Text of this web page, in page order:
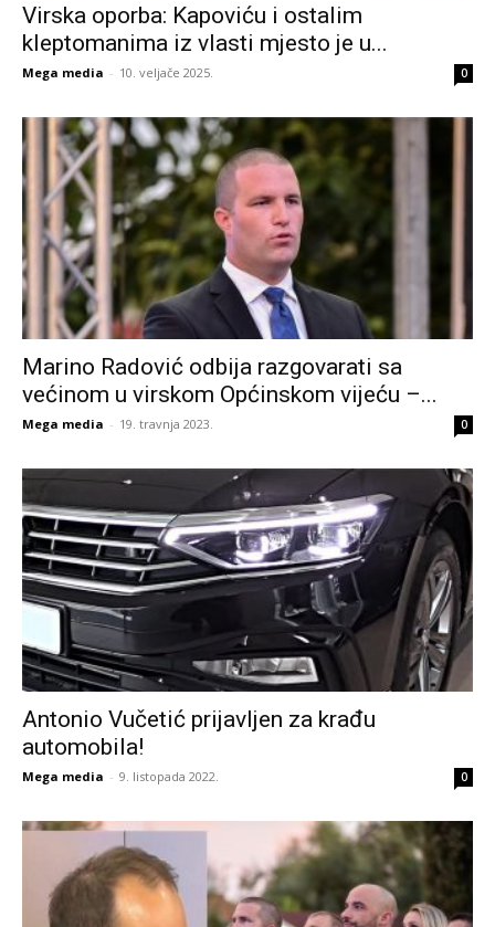
Virska oporba: Kapoviću i ostalim
kleptomanima iz vlasti mjesto je u...
Mega media - 10. veljače 2025. 0
Marino Radović odbija razgovarati sa
većinom u virskom Općinskom vijeću –...
Mega media - 19. travnja 2023. 0
Antonio Vučetić prijavljen za krađu
automobila!
Mega media - 9. listopada 2022. 0